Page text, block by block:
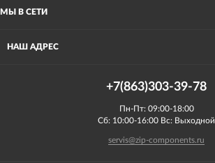
МЫ В СЕТИ
НАШ АДРЕС
+7(863)303-39-78
Пн-Пт: 09:00-18:00
Сб: 10:00-16:00 Вс: Выходной
servis@zip-components.ru